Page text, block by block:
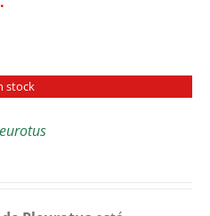
stock